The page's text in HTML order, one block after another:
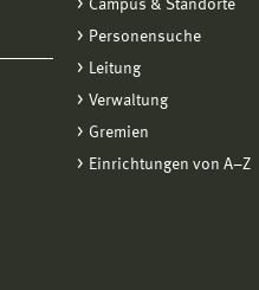
Campus & Standorte
Personensuche
Leitung
Verwaltung
Gremien
Einrichtungen von A−Z